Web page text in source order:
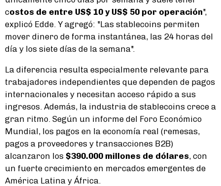
costos de entre US$ 10 y US$ 50 por operación",
explicó Edde. Y agregó: "Las stablecoins permiten
mover dinero de forma instantánea, las 24 horas del
día y los siete días de la semana".
La diferencia resulta especialmente relevante para
trabajadores independientes que dependen de pagos
internacionales y necesitan acceso rápido a sus
ingresos. Además, la industria de stablecoins crece a
gran ritmo. Según un informe del Foro Económico
Mundial, los pagos en la economía real (remesas,
pagos a proveedores y transacciones B2B)
alcanzaron los $390.000 millones de dólares, con
un fuerte crecimiento en mercados emergentes de
América Latina y África.